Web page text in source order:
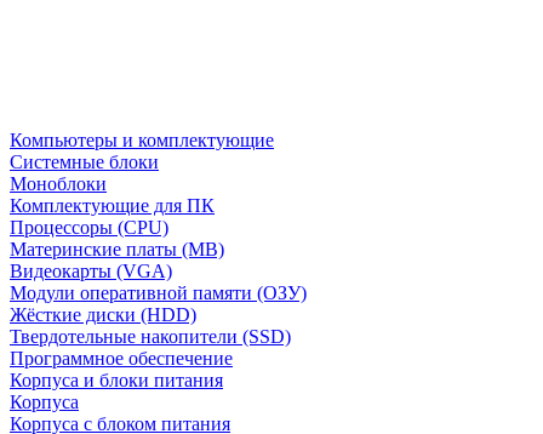
Компьютеры и комплектующие
Системные блоки
Моноблоки
Комплектующие для ПК
Процессоры (CPU)
Материнские платы (MB)
Видеокарты (VGA)
Модули оперативной памяти (ОЗУ)
Жёсткие диски (HDD)
Твердотельные накопители (SSD)
Программное обеспечение
Корпуса и блоки питания
Корпуса
Корпуса с блоком питания